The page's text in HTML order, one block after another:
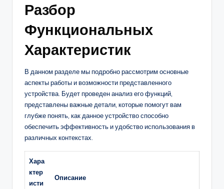
Разбор
Функциональных
Характеристик
В данном разделе мы подробно рассмотрим основные
аспекты работы и возможности представленного
устройства. Будет проведен анализ его функций,
представлены важные детали, которые помогут вам
глубже понять, как данное устройство способно
обеспечить эффективность и удобство использования в
различных контекстах.
Хара
ктер
исти
Описание